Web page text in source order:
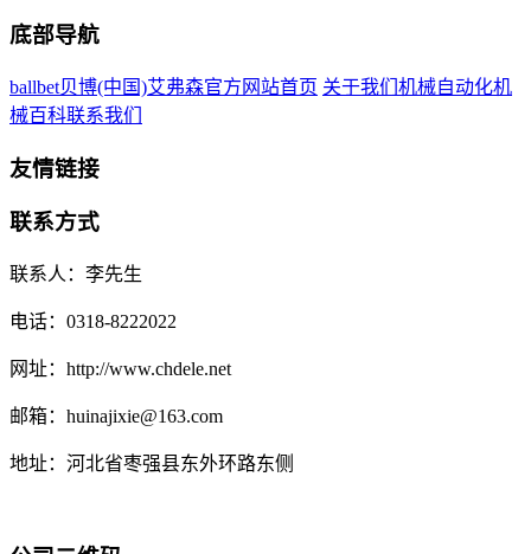
底部导航
ballbet贝博(中国)艾弗森官方网站首页 关于我们 机械自动化机
械百科联系我们
友情链接
联系方式
联系人：李先生
电话：0318-8222022
网址：http://www.chdele.net
邮箱：huinajixie@163.com
地址：河北省枣强县东外环路东侧